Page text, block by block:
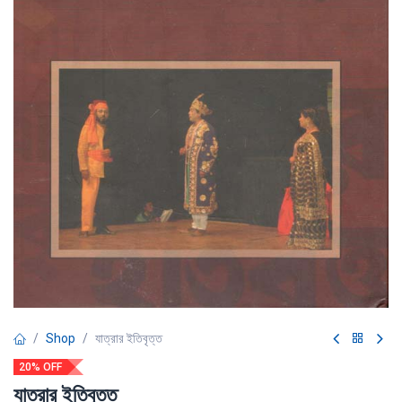
Shop যাত্রার ইতিবৃত্ত
20% OFF
যাত্রার ইতিবৃত্ত